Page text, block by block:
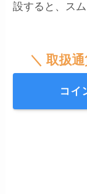
設すると、ス
＼ 取扱
コイ